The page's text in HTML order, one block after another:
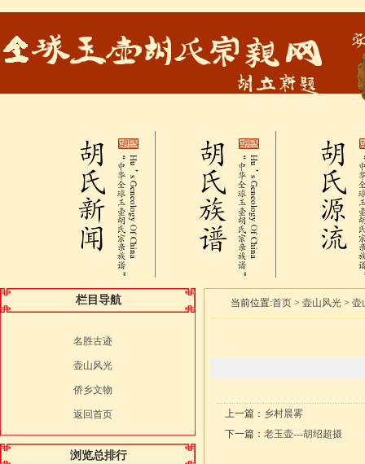
栏目导航
名胜古迹
壶山风光
侨乡文物
返回首页
浏览总排行
当前位置:首页 >壶山风光 >壶
上一篇： 乡村晨雾
下一篇： 老玉壶---胡绍超摄